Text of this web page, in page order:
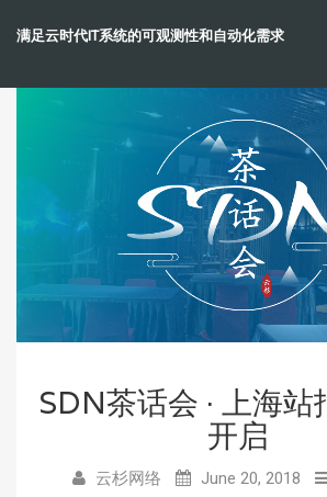
满足云时代IT系统的可观测性和自动化需求
SDN茶话会 · 上海站
开启
云杉网络 June 20, 2018